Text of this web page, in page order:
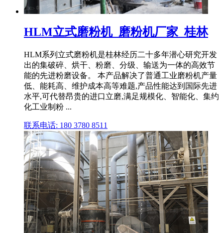
HLM立式磨粉机_磨粉机厂家_桂林
HLM系列立式磨粉机是桂林经历二十多年潜心研究开发
出的集破碎、烘干、粉磨、分级、输送为一体的高效节
能的先进粉磨设备。 本产品解决了普通工业磨粉机产量
低、能耗高、维护成本高等难题,产品性能达到国际先进
水平,可代替昂贵的进口立磨,满足规模化、智能化、集约
化工业制粉 ...
联系电话: 180 3780 8511